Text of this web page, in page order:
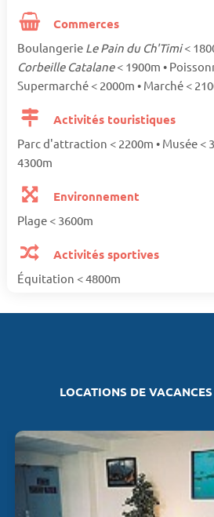
Commerces
Boulangerie Le Pain du Ch'Timi<
Corbeille Catalane< 1900m •
Supermarché < 2000m • Marché <
Activités touristiques
Parc d'attraction < 2200m • Musée <
4300m
Environnement
Plage < 3600m
Activités sportives
Équitation < 4800m
LOCATIONS DE